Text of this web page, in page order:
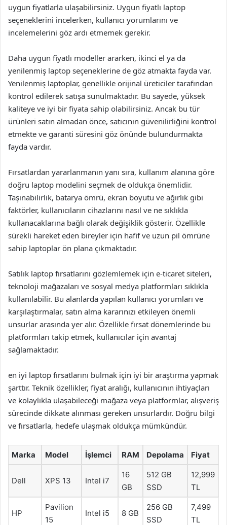
uygun fiyatlarla ulaşabilirsiniz. Uygun fiyatlı laptop
seçeneklerini incelerken, kullanıcı yorumlarını ve
incelemelerini göz ardı etmemek gerekir.
Daha uygun fiyatlı modeller ararken, ikinci el ya da
yenilenmiş laptop seçeneklerine de göz atmakta fayda var.
Yenilenmiş laptoplar, genellikle orijinal üreticiler tarafından
kontrol edilerek satışa sunulmaktadır. Bu sayede, yüksek
kaliteye ve iyi bir fiyata sahip olabilirsiniz. Ancak bu tür
ürünleri satın almadan önce, satıcının güvenilirliğini kontrol
etmekte ve garanti süresini göz önünde bulundurmakta
fayda vardır.
Fırsatlardan yararlanmanın yanı sıra, kullanım alanına göre
doğru laptop modelini seçmek de oldukça önemlidir.
Taşınabilirlik, batarya ömrü, ekran boyutu ve ağırlık gibi
faktörler, kullanıcıların cihazlarını nasıl ve ne sıklıkla
kullanacaklarına bağlı olarak değişiklik gösterir. Özellikle
sürekli hareket eden bireyler için hafif ve uzun pil ömrüne
sahip laptoplar ön plana çıkmaktadır.
Satılık laptop fırsatlarını gözlemlemek için e-ticaret siteleri,
teknoloji mağazaları ve sosyal medya platformları sıklıkla
kullanılabilir. Bu alanlarda yapılan kullanıcı yorumları ve
karşılaştırmalar, satın alma kararınızı etkileyen önemli
unsurlar arasında yer alır. Özellikle fırsat dönemlerinde bu
platformları takip etmek, kullanıcılar için avantaj
sağlamaktadır.
en iyi laptop fırsatlarını bulmak için iyi bir araştırma yapmak
şarttır. Teknik özellikler, fiyat aralığı, kullanıcının ihtiyaçları
ve kolaylıkla ulaşabileceği mağaza veya platformlar, alışveriş
sürecinde dikkate alınması gereken unsurlardır. Doğru bilgi
ve fırsatlarla, hedefe ulaşmak oldukça mümkündür.
Marka Model İşlemci RAM Depolama Fiyat
Dell XPS 13 Intel i7
16
GB
512 GB
SSD
12,999
TL
HP
Pavilion
15
Intel i5 8 GB
256 GB
SSD
7,499
TL